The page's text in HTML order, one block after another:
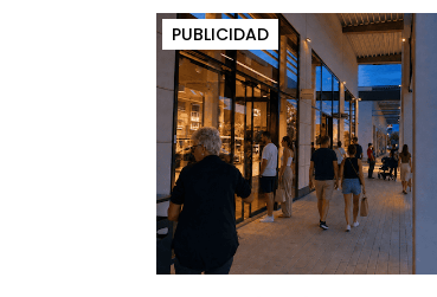
PUBLICIDAD